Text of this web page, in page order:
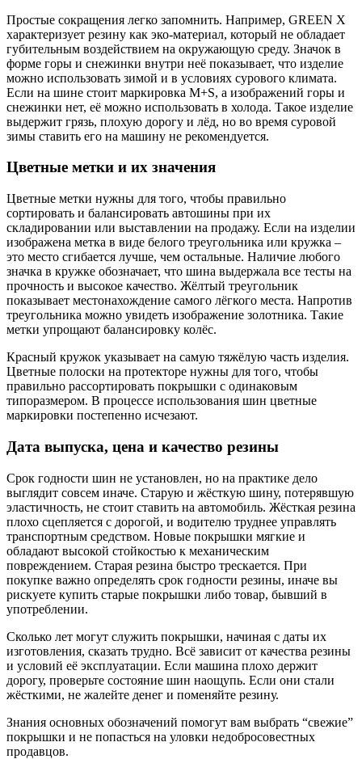
Простые сокращения легко запомнить. Например, GREEN X
характеризует резину как эко-материал, который не обладает
губительным воздействием на окружающую среду. Значок в
форме горы и снежинки внутри неё показывает, что изделие
можно использовать зимой и в условиях сурового климата.
Если на шине стоит маркировка M+S, а изображений горы и
снежинки нет, её можно использовать в холода. Такое изделие
выдержит грязь, плохую дорогу и лёд, но во время суровой
зимы ставить его на машину не рекомендуется.
Цветные метки и их значения
Цветные метки нужны для того, чтобы правильно
сортировать и балансировать автошины при их
складировании или выставлении на продажу. Если на изделии
изображена метка в виде белого треугольника или кружка –
это место сгибается лучше, чем остальные. Наличие любого
значка в кружке обозначает, что шина выдержала все тесты на
прочность и высокое качество. Жёлтый треугольник
показывает местонахождение самого лёгкого места. Напротив
треугольника можно увидеть изображение золотника. Такие
метки упрощают балансировку колёс.
Красный кружок указывает на самую тяжёлую часть изделия.
Цветные полоски на протекторе нужны для того, чтобы
правильно рассортировать покрышки с одинаковым
типоразмером. В процессе использования шин цветные
маркировки постепенно исчезают.
Дата выпуска, цена и качество резины
Срок годности шин не установлен, но на практике дело
выглядит совсем иначе. Старую и жёсткую шину, потерявшую
эластичность, не стоит ставить на автомобиль. Жёсткая резина
плохо сцепляется с дорогой, и водителю труднее управлять
транспортным средством. Новые покрышки мягкие и
обладают высокой стойкостью к механическим
повреждением. Старая резина быстро трескается. При
покупке важно определять срок годности резины, иначе вы
рискуете купить старые покрышки либо товар, бывший в
употреблении.
Сколько лет могут служить покрышки, начиная с даты их
изготовления, сказать трудно. Всё зависит от качества резины
и условий её эксплуатации. Если машина плохо держит
дорогу, проверьте состояние шин наощупь. Если они стали
жёсткими, не жалейте денег и поменяйте резину.
Знания основных обозначений помогут вам выбрать “свежие”
покрышки и не попасться на уловки недобросовестных
продавцов.